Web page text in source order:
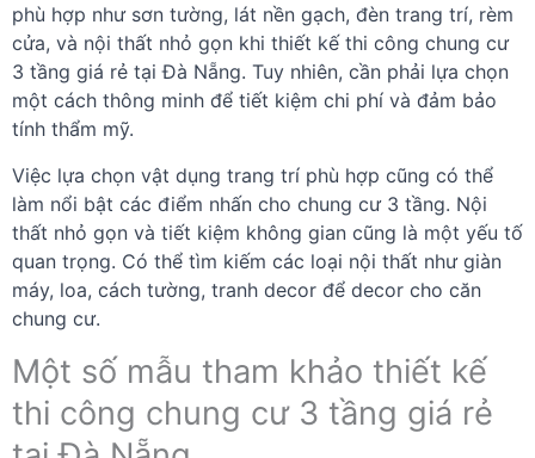
phù hợp như sơn tường, lát nền gạch, đèn trang trí, rèm
cửa, và nội thất nhỏ gọn khi thiết kế thi công chung cư
3 tầng giá rẻ tại Đà Nẵng. Tuy nhiên, cần phải lựa chọn
một cách thông minh để tiết kiệm chi phí và đảm bảo
tính thẩm mỹ.
Việc lựa chọn vật dụng trang trí phù hợp cũng có thể
làm nổi bật các điểm nhấn cho chung cư 3 tầng. Nội
thất nhỏ gọn và tiết kiệm không gian cũng là một yếu tố
quan trọng. Có thể tìm kiếm các loại nội thất như giàn
máy, loa, cách tường, tranh decor để decor cho căn
chung cư.
Một số mẫu tham khảo thiết kế
thi công chung cư 3 tầng giá rẻ